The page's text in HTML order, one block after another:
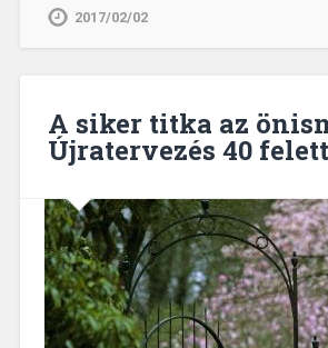
2017/02/02
A siker titka az
Újratervezés 40